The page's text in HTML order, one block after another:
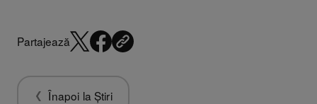
Partajează
Înapoi la Știri